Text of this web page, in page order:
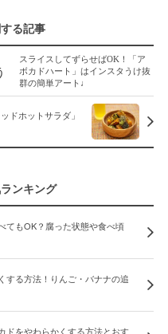
る記事
スライスしてずらせばOK！「ア
ボカドハート」はインスタうけ抜
群の簡単アート♩
ドホットサラダ」
ンキング
てもOK？腐った状態や食べ頃
する方法！りんご・バナナの追
ドをやわらかくする方法とおす